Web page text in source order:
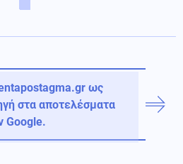
ως
στα αποτελέσματα
Google.